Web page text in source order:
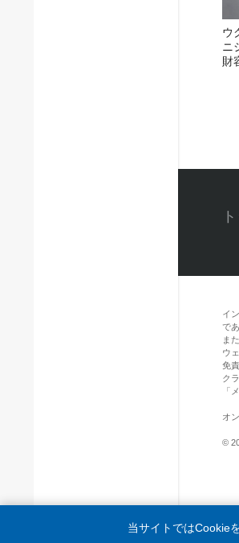
ウ
ニ
財
イ
で
ま
ウ
免
ク
「
オ
©
当サイトではCookie